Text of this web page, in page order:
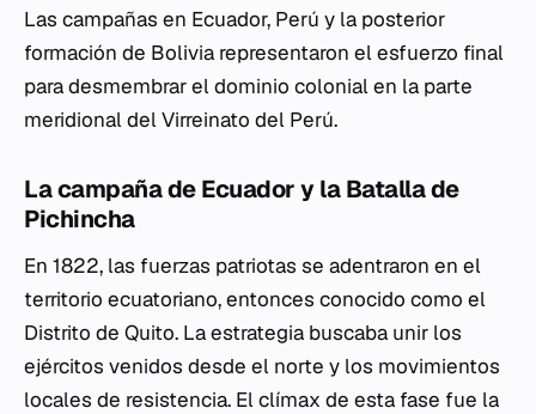
Las campañas en Ecuador, Perú y la posterior
formación de Bolivia representaron el esfuerzo final
para desmembrar el dominio colonial en la parte
meridional del Virreinato del Perú.
La campaña de Ecuador y la Batalla de
Pichincha
En 1822, las fuerzas patriotas se adentraron en el
territorio ecuatoriano, entonces conocido como el
Distrito de Quito. La estrategia buscaba unir los
ejércitos venidos desde el norte y los movimientos
locales de resistencia. El clímax de esta fase fue la